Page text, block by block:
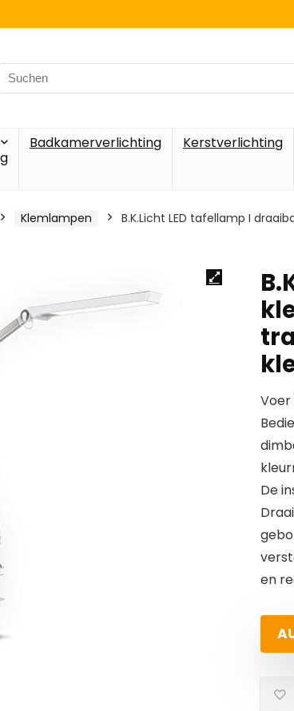
Search
Badkamerverlichting Kerstverlichting
Klemlampen
B.K.Licht LED tafellamp I
De
en